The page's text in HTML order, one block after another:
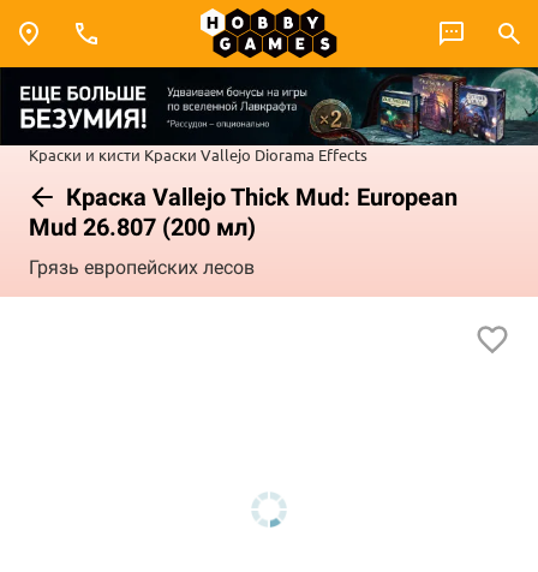
Краски и кисти Краски Vallejo Diorama Effects
Краска Vallejo Thick Mud: European
Mud 26.807 (200 мл)
Грязь европейских лесов